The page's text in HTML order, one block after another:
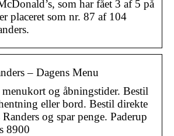
som har fået 3 af 5 på
placeret som nr. 87 af 104
– Dagens Menu
menukort og åbningstider. Bestil
eller bord. Bestil direkte
og spar penge. Paderup
8900